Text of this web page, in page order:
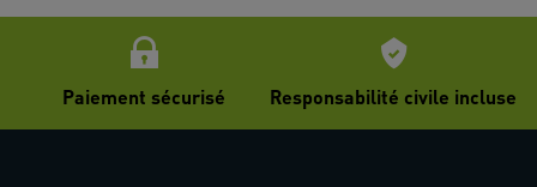
Paiement sécurisé Responsabilité civile incluse